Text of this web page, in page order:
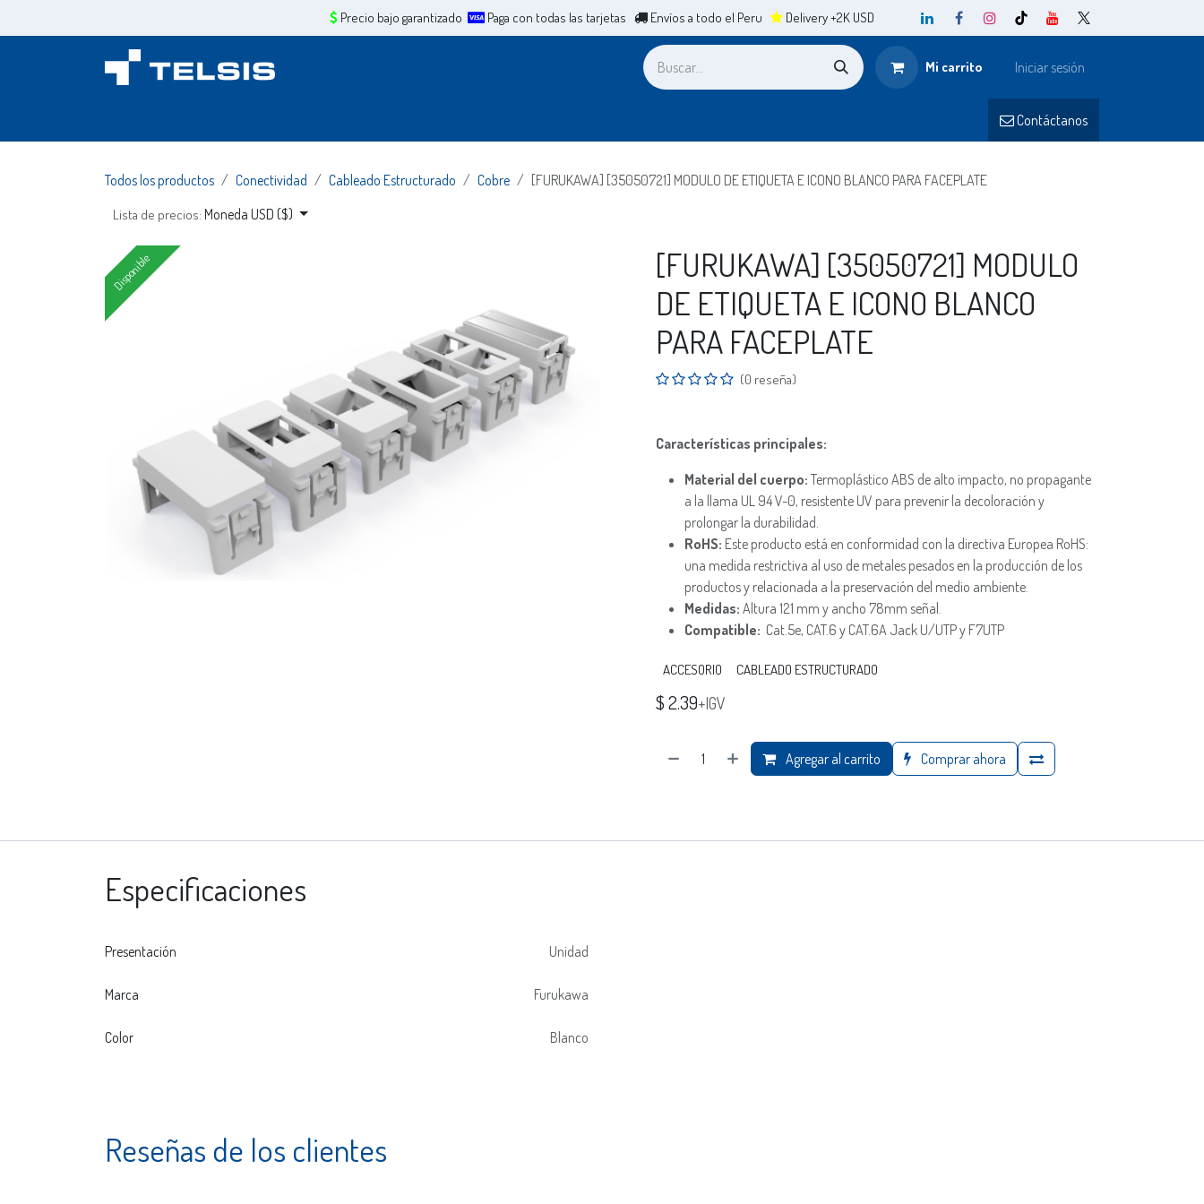
Precio bajo garantizado Paga con todas las tarjetas Envíos a todo el Peru Delivery +2K USD
Mi carrito Iniciar sesión
Contáctanos​​
Todos los productos Conectividad Cableado Estructurado Cobre [FURUKAWA] [35050721] MODULO DE ETIQUETA E ICONO BLANCO PARA FACEPLATE
Lista de precios: Moneda USD ($)
Disponible
[FURUKAWA] [35050721] MODULO
DE ETIQUETA E ICONO BLANCO
PARA FACEPLATE
(0 reseña)
Características principales:
Material del cuerpo: Termoplástico ABS de alto impacto, no propagante
a la llama UL 94 V-0, resistente UV para prevenir la decoloración y
prolongar la durabilidad.
RoHS: Este producto está en conformidad con la directiva Europea RoHS:
una medida restrictiva al uso de metales pesados en la producción de los
productos y relacionada a la preservación del medio ambiente.
Medidas: Altura 121 mm y ancho 78mm señal.
Compatible: Cat.5e, CAT.6 y CAT.6A Jack U/UTP y F7UTP
ACCESORIO CABLEADO ESTRUCTURADO
$2.39+IGV
Agregar al carrito Comprar ahora
Especificaciones
Presentación Unidad
Marca Furukawa
Color Blanco
Reseñas de los clientes